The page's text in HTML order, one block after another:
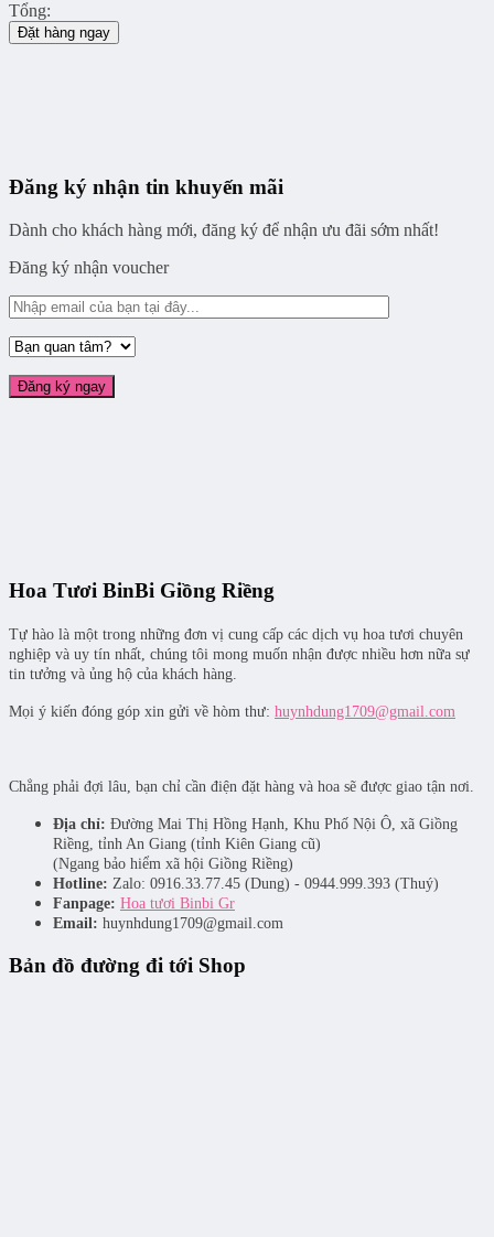
Tổng:
Đặt hàng ngay
Đăng ký nhận tin khuyến mãi
Dành cho khách hàng mới, đăng ký để nhận ưu đãi sớm nhất!
Đăng ký nhận voucher
Hoa Tươi BinBi Giồng Riềng
Tự hào là một trong những đơn vị cung cấp các dịch vụ hoa tươi chuyên
nghiệp và uy tín nhất, chúng tôi mong muốn nhận được nhiều hơn nữa sự
tin tưởng và ủng hộ của khách hàng.
Mọi ý kiến đóng góp xin gửi về hòm thư: huynhdung1709@gmail.com
Chẳng phải đợi lâu, bạn chỉ cần điện đặt hàng và hoa sẽ được giao tận nơi.
Địa chỉ: Đường Mai Thị Hồng Hạnh, Khu Phố Nội Ô, xã Giồng
Riềng, tỉnh An Giang (tỉnh Kiên Giang cũ)
(Ngang bảo hiểm xã hội Giồng Riềng)
Hotline: Zalo: 0916.33.77.45 (Dung) - 0944.999.393 (Thuý)
Fanpage: Hoa tươi Binbi Gr
Email: huynhdung1709@gmail.com
Bản đồ đường đi tới Shop